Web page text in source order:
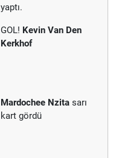
yaptı.
GOL! Kevin Van Den
Kerkhof
Mardochee Nzita sarı
kart gördü